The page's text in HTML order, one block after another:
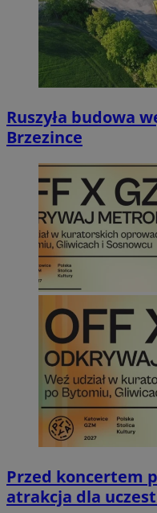
Ruszyła budowa
Brzezince
Przed koncertem
atrakcja dla